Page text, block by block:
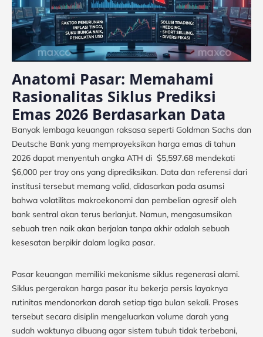
Anatomi Pasar: Memahami
Rasionalitas Siklus Prediksi
Emas 2026 Berdasarkan Data
Banyak lembaga keuangan raksasa seperti Goldman Sachs dan
Deutsche Bank yang memproyeksikan harga emas di tahun
2026 dapat menyentuh angka ATH di $5,597.68 mendekati
$6,000 per troy ons yang diprediksikan. Data dan referensi dari
institusi tersebut memang valid, didasarkan pada asumsi
bahwa volatilitas makroekonomi dan pembelian agresif oleh
bank sentral akan terus berlanjut. Namun, mengasumsikan
sebuah tren naik akan berjalan tanpa akhir adalah sebuah
kesesatan berpikir dalam logika pasar.
Pasar keuangan memiliki mekanisme siklus regenerasi alami.
Siklus pergerakan harga pasar itu bekerja persis layaknya
rutinitas mendonorkan darah setiap tiga bulan sekali. Proses
tersebut secara disiplin mengeluarkan volume darah yang
sudah waktunya dibuang agar sistem tubuh tidak terbebani,